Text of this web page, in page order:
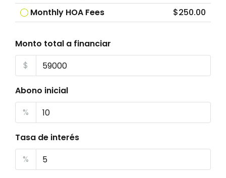
Monthly HOA Fees
$250.00
Monto total a financiar
$
Abono inicial
%
Tasa de interés
%